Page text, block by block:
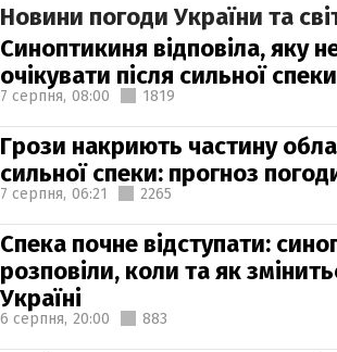
Новини погоди України та
Синоптикиня відповіла, яку
очікувати після сильної спеки
7 серпня, 08:00 1819
Грози накриють частину
сильної спеки: прогноз
7 серпня, 06:21 2265
Спека почне відступати:
розповіли, коли та як
Україні
6 серпня, 20:00 883